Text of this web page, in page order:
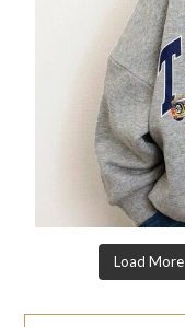
Load More